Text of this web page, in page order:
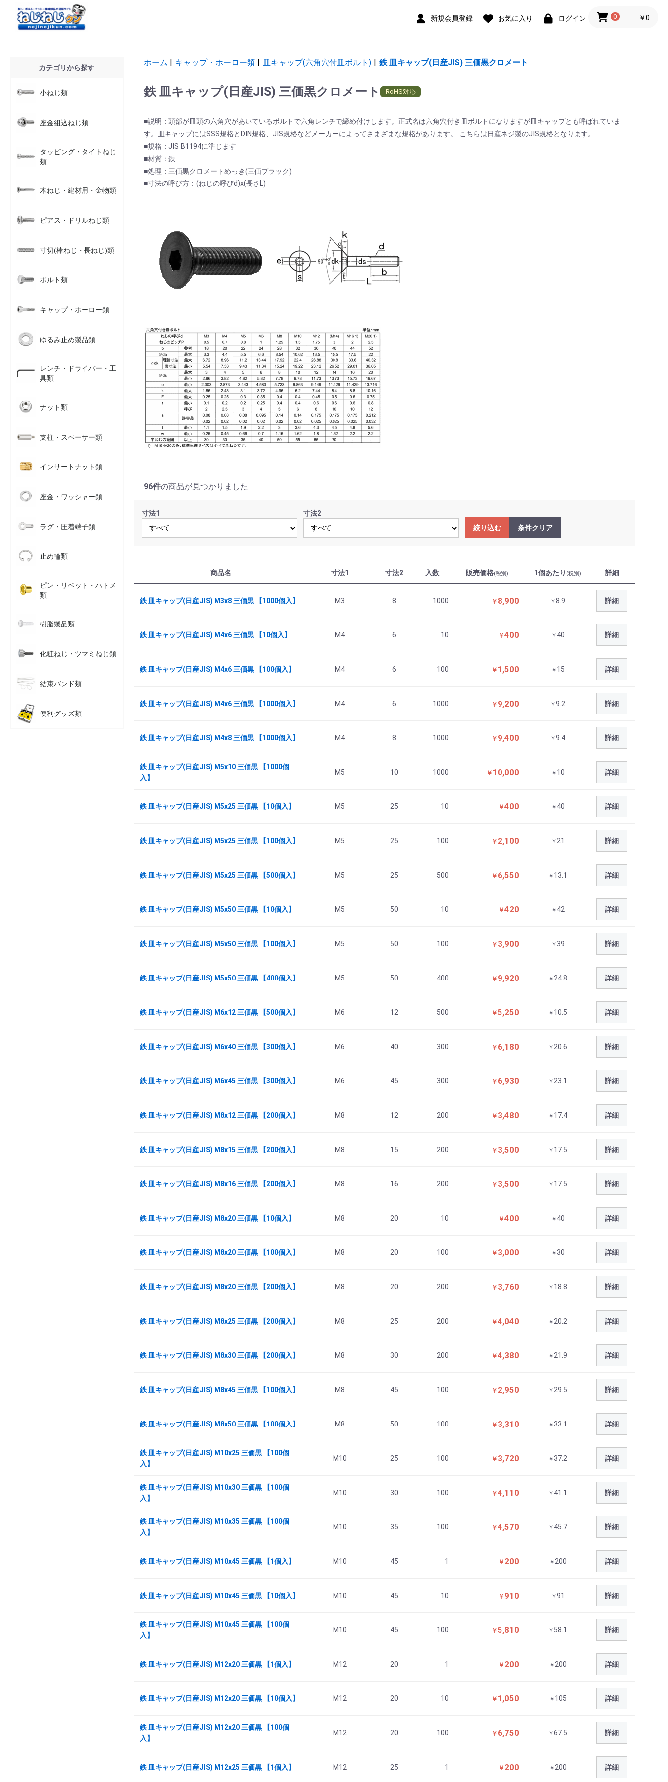
新規会員登録 お気に入り ログイン 0 ￥0
カテゴリから探す
小ねじ類
座金組込ねじ類
タッピング・タイトねじ
類
木ねじ・建材用・金物類
ピアス・ドリルねじ類
寸切(棒ねじ・長ねじ)類
ボルト類
キャップ・ホーロー類
ゆるみ止め製品類
レンチ・ドライバー・工
具類
ナット類
支柱・スペーサー類
インサートナット類
座金・ワッシャー類
ラグ・圧着端子類
止め輪類
ピン・リベット・ハトメ
類
樹脂製品類
化粧ねじ・ツマミねじ類
結束バンド類
便利グッズ類
ホーム | キャップ・ホーロー類 | 皿キャップ(六角穴付皿ボルト) | 鉄 皿キャップ(日産JIS) 三価黒クロメート
鉄 皿キャップ(日産JIS) 三価黒クロメート RoHS対応
■説明：頭部が皿頭の六角穴があいているボルトで六角レンチで締め付けします。正式名は六角穴付き皿ボルトになりますが皿キャップとも呼ばれていま
す。皿キャップにはSSS規格とDIN規格、JIS規格などメーカーによってさまざまな規格があります。 こちらは日産ネジ製のJIS規格となります。
■規格：JIS B1194に準じます
■材質：鉄
■処理：三価黒クロメートめっき(三価ブラック)
■寸法の呼び方：(ねじの呼びd)x(長さL)
96件の商品が見つかりました
寸法1
寸法2
絞り込む
条件クリア
商品名 寸法1 寸法2 入数 販売価格(税別) 1個あたり (税別) 詳細
鉄 皿キャップ(日産JIS) M3x8 三価黒 【1000個入】 M3 8 1000 ￥ 8,900 ￥8.9 詳細
鉄 皿キャップ(日産JIS) M4x6 三価黒 【10個入】 M4 6 10 ￥400 ￥ 40 詳細
鉄 皿キャップ(日産JIS) M4x6 三価黒 【100個入】 M4 6 100 ￥ 1,500 ￥ 15 詳細
鉄 皿キャップ(日産JIS) M4x6 三価黒 【1000個入】 M4 6 1000 ￥ 9,200 ￥9.2 詳細
鉄 皿キャップ(日産JIS) M4x8 三価黒 【1000個入】 M4 8 1000 ￥ 9,400 ￥9.4 詳細
鉄 皿キャップ(日産JIS) M5x10 三価黒 【1000個
入】
M5 10 1000 ￥ 10,000 ￥ 10 詳細
鉄 皿キャップ(日産JIS) M5x25 三価黒 【10個入】 M5 25 10 ￥400 ￥ 40 詳細
鉄 皿キャップ(日産JIS) M5x25 三価黒 【100個入】 M5 25 100 ￥ 2,100 ￥ 21 詳細
鉄 皿キャップ(日産JIS) M5x25 三価黒 【500個入】 M5 25 500 ￥ 6,550 ￥ 13.1 詳細
鉄 皿キャップ(日産JIS) M5x50 三価黒 【10個入】 M5 50 10 ￥420 ￥ 42 詳細
鉄 皿キャップ(日産JIS) M5x50 三価黒 【100個入】 M5 50 100 ￥ 3,900 ￥ 39 詳細
鉄 皿キャップ(日産JIS) M5x50 三価黒 【400個入】 M5 50 400 ￥ 9,920 ￥24.8 詳細
鉄 皿キャップ(日産JIS) M6x12 三価黒 【500個入】 M6 12 500 ￥5,250 ￥ 10.5 詳細
鉄 皿キャップ(日産JIS) M6x40 三価黒 【300個入】 M6 40 300 ￥ 6,180 ￥20.6 詳細
鉄 皿キャップ(日産JIS) M6x45 三価黒 【300個入】 M6 45 300 ￥ 6,930 ￥23.1 詳細
鉄 皿キャップ(日産JIS) M8x12 三価黒 【200個入】 M8 12 200 ￥ 3,480 ￥ 17.4 詳細
鉄 皿キャップ(日産JIS) M8x15 三価黒 【200個入】 M8 15 200 ￥ 3,500 ￥ 17.5 詳細
鉄 皿キャップ(日産JIS) M8x16 三価黒 【200個入】 M8 16 200 ￥ 3,500 ￥ 17.5 詳細
鉄 皿キャップ(日産JIS) M8x20 三価黒 【10個入】 M8 20 10 ￥400 ￥ 40 詳細
鉄 皿キャップ(日産JIS) M8x20 三価黒 【100個入】 M8 20 100 ￥ 3,000 ￥ 30 詳細
鉄 皿キャップ(日産JIS) M8x20 三価黒 【200個入】 M8 20 200 ￥ 3,760 ￥ 18.8 詳細
鉄 皿キャップ(日産JIS) M8x25 三価黒 【200個入】 M8 25 200 ￥4,040 ￥20.2 詳細
鉄 皿キャップ(日産JIS) M8x30 三価黒 【200個入】 M8 30 200 ￥4,380 ￥21.9 詳細
鉄 皿キャップ(日産JIS) M8x45 三価黒 【100個入】 M8 45 100 ￥ 2,950 ￥29.5 詳細
鉄 皿キャップ(日産JIS) M8x50 三価黒 【100個入】 M8 50 100 ￥ 3,310 ￥ 33.1 詳細
鉄 皿キャップ(日産JIS) M10x25 三価黒 【100個
入】
M10 25 100 ￥ 3,720 ￥ 37.2 詳細
鉄 皿キャップ(日産JIS) M10x30 三価黒 【100個
入】
M10 30 100 ￥4,110 ￥ 41.1 詳細
鉄 皿キャップ(日産JIS) M10x35 三価黒 【100個
入】
M10 35 100 ￥4,570 ￥ 45.7 詳細
鉄 皿キャップ(日産JIS) M10x45 三価黒 【1個入】 M10 45 1 ￥ 200 ￥ 200 詳細
鉄 皿キャップ(日産JIS) M10x45 三価黒 【10個入】 M10 45 10 ￥ 910 ￥91 詳細
鉄 皿キャップ(日産JIS) M10x45 三価黒 【100個
入】
M10 45 100 ￥5,810 ￥ 58.1 詳細
鉄 皿キャップ(日産JIS) M12x20 三価黒 【1個入】 M12 20 1 ￥ 200 ￥ 200 詳細
鉄 皿キャップ(日産JIS) M12x20 三価黒 【10個入】 M12 20 10 ￥ 1,050 ￥ 105 詳細
鉄 皿キャップ(日産JIS) M12x20 三価黒 【100個
入】
M12 20 100 ￥ 6,750 ￥67.5 詳細
鉄 皿キャップ(日産JIS) M12x25 三価黒 【1個入】 M12 25 1 ￥ 200 ￥ 200 詳細